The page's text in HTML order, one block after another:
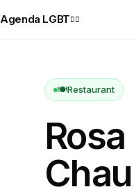
Agenda LGBT🏳️‍🌈
🍽️Restaurant